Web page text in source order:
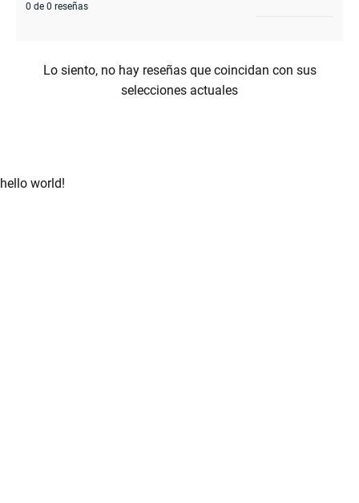
0 de 0 reseñas
Lo siento, no hay reseñas que coincidan con sus
selecciones actuales
hello world!